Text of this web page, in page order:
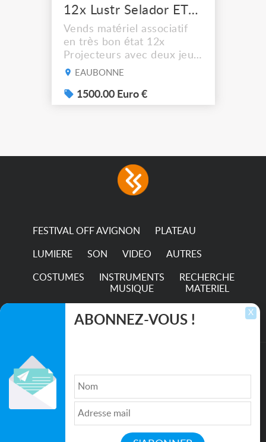
12x Lustr Selador ETC Led 7x colors filtres
Vends matériel associatif
en très bon état 12x
Projecteurs avec deux jeux
de filtre filtre Lustr Selador
system – seven colour
LEDs providing the
consumption The
permanence of a 50,000-
EAUBONNE
1500.00 Euro €
FESTIVAL OFF AVIGNON PLATEAU
LUMIERE SON VIDEO AUTRES
COSTUMES
INSTRUMENTS
MUSIQUE
RECHERCHE
MATERIEL
TRANSPORTS
Qui sommes nous ?| Médias
Politique de confidentialité| Partenaires|
Mentions légales
X
ABONNEZ-VOUS !